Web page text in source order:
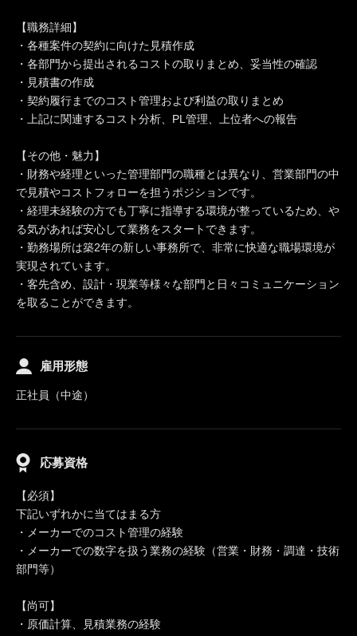
【職務詳細】
・各種案件の契約に向けた見積作成
・各部門から提出されるコストの取りまとめ、妥当性の確認
・見積書の作成
・契約履行までのコスト管理および利益の取りまとめ
・上記に関連するコスト分析、PL管理、上位者への報告
【その他・魅力】
・財務や経理といった管理部門の職種とは異なり、営業部門の中
で見積やコストフォローを担うポジションです。
・経理未経験の方でも丁寧に指導する環境が整っているため、や
る気があれば安心して業務をスタートできます。
・勤務場所は築2年の新しい事務所で、非常に快適な職場環境が
実現されています。
・客先含め、設計・現業等様々な部門と日々コミュニケーション
を取ることができます。
雇用形態
正社員（中途）
応募資格
【必須】
下記いずれかに当てはまる方
・メーカーでのコスト管理の経験
・メーカーでの数字を扱う業務の経験（営業・財務・調達・技術
部門等）
【尚可】
・原価計算、見積業務の経験